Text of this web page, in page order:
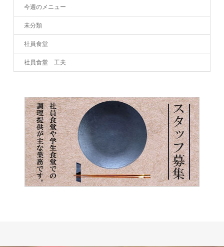
今週のメニュー
未分類
社員食堂
社員食堂 工夫